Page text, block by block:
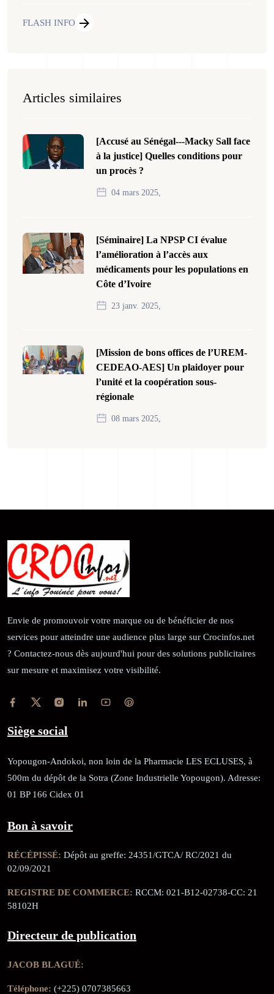
FLASH INFO
Articles similaires
[Accusé au Sénégal---Macky Sall face
à la justice] Quelles conditions pour
un procès ?
04 mars 2025,
[Séminaire] La NPSP CI évalue
l’amélioration à l’accès aux
médicaments pour les populations en
Côte d’Ivoire
23 janv. 2025,
[Mission de bons offices de l’UREM-
CEDEAO-AES] Un plaidoyer pour
l’unité et la coopération sous-
régionale
08 mars 2025,
Envie de promouvoir votre marque ou de bénéficier de nos
services pour atteindre une audience plus large sur Crocinfos.net
? Contactez-nous dès aujourd'hui pour des solutions publicitaires
sur mesure et maximisez votre visibilité.
Siège social
Yopougon-Andokoi, non loin de la Pharmacie LES ECLUSES, à
500m du dépôt de la Sotra (Zone Industrielle Yopougon). Adresse:
01 BP 166 Cidex 01
Bon à savoir
RÉCÉPISSÉ: Dépôt au greffe: 24351/GTCA/ RC/2021 du
02/09/2021
REGISTRE DE COMMERCE: RCCM: 021-B12-02738-CC: 21
58102H
Directeur de publication
JACOB BLAGUÉ:
Téléphone: (+225) 0707385663